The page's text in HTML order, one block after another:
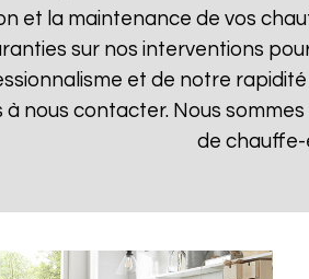
et la maintenance de vos
sur nos interventions
et de notre
à nous contacter. Nous
de chauffe-